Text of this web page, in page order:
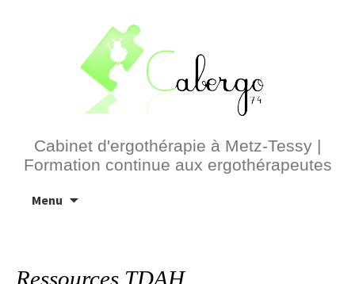
Cabinet d'ergothérapie à Metz-Tessy |
Formation continue aux ergothérapeutes
Menu
au
Ressources TDAH